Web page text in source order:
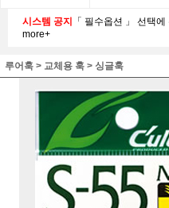
시스템 공지 「 필수옵션 」 선택
more+
루어훅 > 교체용 훅 > 싱글훅